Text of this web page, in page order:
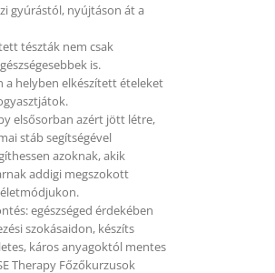
gyúrástól, nyújtáson át a
tészták nem csak
is.
a helyben elkészített ételeket
elsősorban azért jött létre,
stáb segítségével
azoknak, akik
addigi megszokott
egészséged érdekében
szokásaidon, készíts
káros anyagoktól mentes
Therapy Főzőkurzusok